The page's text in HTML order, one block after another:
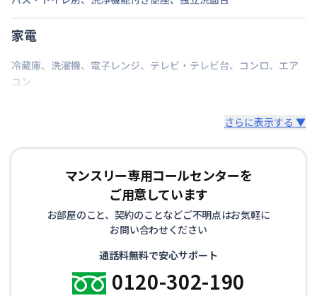
あり(空き要確認)
敷地内駐車場
次回更新日
情報更新日 2026年7月24日
家電
冷蔵庫、 洗濯機、 電子レンジ、 テレビ・テレビ台、 コンロ、 エア
コン
さらに表示する ▼
マンスリー専用コールセンターを
ご用意しています
お部屋のこと、契約のことなどご不明点はお気軽に
お問い合わせください
通話料無料で安心サポート
0120-302-190